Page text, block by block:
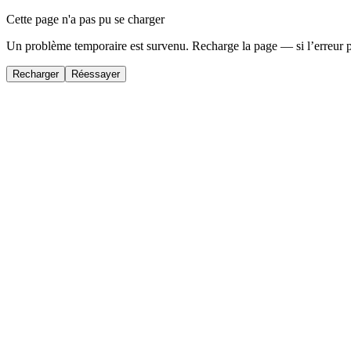
Cette page n'a pas pu se charger
Un problème temporaire est survenu. Recharge la page — si
Recharger Réessayer